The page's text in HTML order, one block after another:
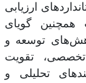
ارزیابی
گویای
توسعه و
تخصصی، تقویت
تحلیلی و